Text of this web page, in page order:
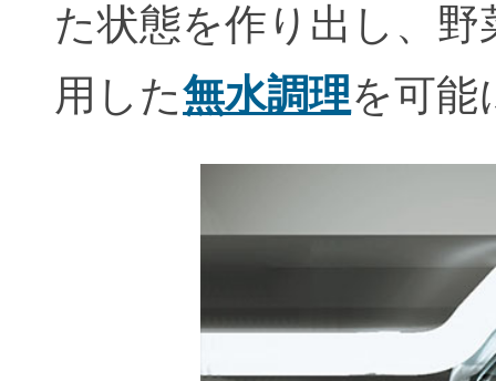
た状態を作り出し、
用した無水調理を可能